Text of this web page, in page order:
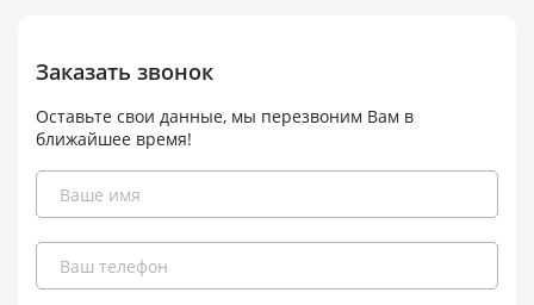
Заказать звонок
Оставьте свои данные, мы перезвоним Вам в
ближайшее время!